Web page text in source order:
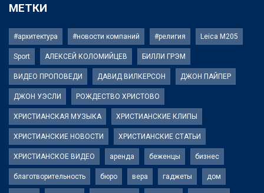
МЕТКИ
#архитектура #новости компаний #религия Leica M205
Sport АЛЕКСЕЙ КОЛОМИЙЦЕВ БИЛЛИ ГРЭМ
ВИДЕО ПРОПОВЕДИ ДАВИД ВИЛКЕРСОН ДЖОН ПАЙПЕР
ДЖОН УЭСЛИ РОЖДЕСТВО ХРИСТОВО
ХРИСТИАНСКАЯ МУЗЫКА ХРИСТИАНСКИЕ КЛИПЫ
ХРИСТИАНСКИЕ НОВОСТИ ХРИСТИАНСКИЕ СТАТЬИ
ХРИСТИАНСКОЕ ВИДЕО аренда беженцы бизнес
благотворительность бюро вера гаджеты дом